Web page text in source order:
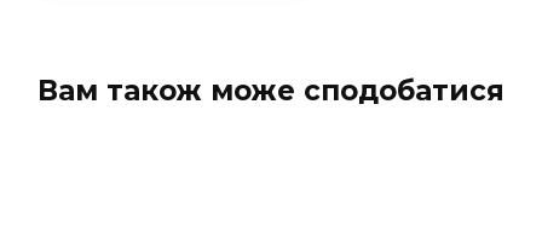
Вам також може сподобатися